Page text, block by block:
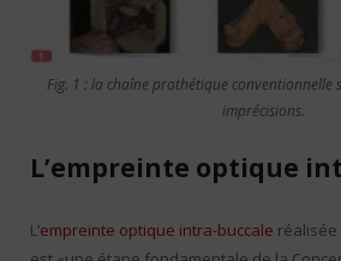
Fig. 1 : la chaîne prothétique conventionnelle
imprécisions.
L’empreinte optique
L’empreinte optique intra-buccale réalisée